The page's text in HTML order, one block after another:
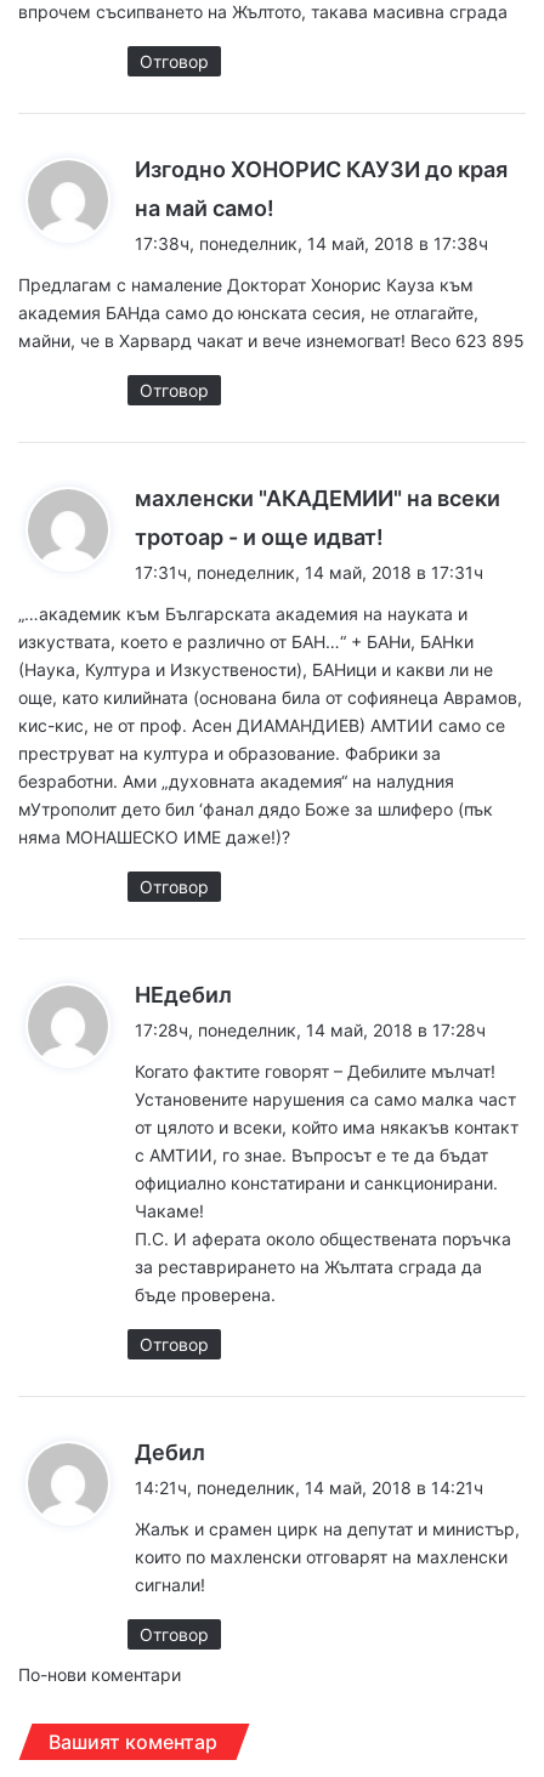
впрочем съсипването на Жълтото, такава масивна сграда
Отговор
Изгодно ХОНОРИС КАУЗИ до края
на май само!
а
:
17:38ч, понеделник, 14 май, 2018 в 17:38ч
Предлагам с намаление Докторат Хонорис Кауза към
академия БАНда само до юнската сесия, не отлагайте,
майни, че в Харвард чакат и вече изнемогват! Весо 623 895
Отговор
махленски "АКАДЕМИИ" на всеки
тротоар - и още идват!
а
а
:
17:31ч, понеделник, 14 май, 2018 в 17:31ч
„…академик към Българската академия на науката и
изкуствата, което е различно от БАН…“ + БАНи, БАНки
(Наука, Култура и Изкуствености), БАНици и какви ли не
още, като килийната (основана била от софиянеца Аврамов,
кис-кис, не от проф. Асен ДИАМАНДИЕВ) АМТИИ само се
преструват на култура и образование. Фабрики за
безработни. Ами „духовната академия“ на налудния
мУтрополит дето бил ‘фанал дядо Боже за шлиферо (пък
няма МОНАШЕСКО ИМЕ даже!)?
Отговор
НЕдебил
а
:
17:28ч, понеделник, 14 май, 2018 в 17:28ч
Когато фактите говорят – Дебилите мълчат!
Установените нарушения са само малка част
от цялото и всеки, който има някакъв контакт
с АМТИИ, го знае. Въпросът е те да бъдат
официално констатирани и санкционирани.
Чакаме!
П.С. И аферата около обществената поръчка
за реставрирането на Жълтата сграда да
бъде проверена.
Отговор
Дебил
а
14:21ч, понеделник, 14 май, 2018 в 14:21ч
Жалък и срамен цирк на депутат и министър,
които по махленски отговарят на махленски
сигнали!
Отговор
Н
а
По-нови коментари
Вашият коментар